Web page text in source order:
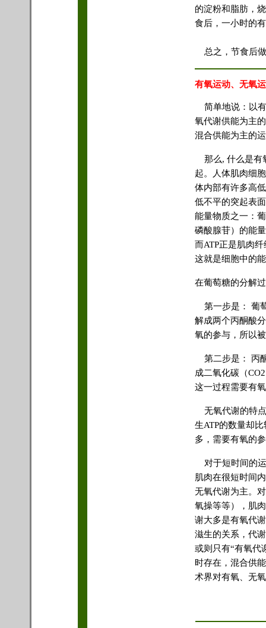
的淀粉和脂肪，
食后，一小时的
总之，节食后做
有氧运动、无氧
简单地说：以有
氧代谢供能为主
混合供能为主的
那么, 什么是有
起。人体肌肉细
体内部有许多高
低不平的突起表
能量物质之一：
磷酸腺苷）的能
而ATP正是肌肉
这就是细胞中的
在葡萄糖的分解
第一步是： 葡
解成两个丙酮酸
氧的参与，所以
第二步是： 丙
成二氧化碳（
这一过程需要有
无氧代谢的特点
生ATP的数量却
多，需要有氧的
对于短时间的运
肌肉在很短时间
无氧代谢为主。
氧操等等），肌
谢大多是有氧代
滋生的关系，代
或则只有“有氧代
时存在，混合供
术界对有氧、无